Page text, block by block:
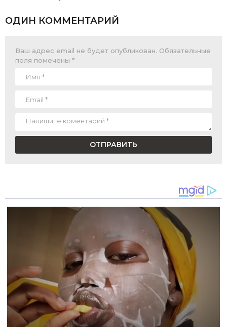
ОДИН КОММЕНТАРИЙ
Ваш адрес email не будет опубликован. Обязательные
поля помечены *